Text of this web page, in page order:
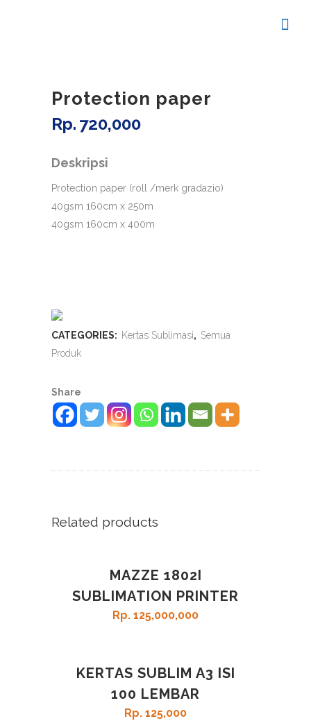
Protection paper
Rp 720,000
Protection paper (roll /merk gradazio)
40gsm 160cm x 250m
40gsm 160cm x 400m
CATEGORIES: Kertas Sublimasi, Semua
Produk
Share
Related products
MAZZE 1802I
SUBLIMATION PRINTER
Rp 125,000,000
KERTAS SUBLIM A3 ISI
100 LEMBAR
Rp 125,000